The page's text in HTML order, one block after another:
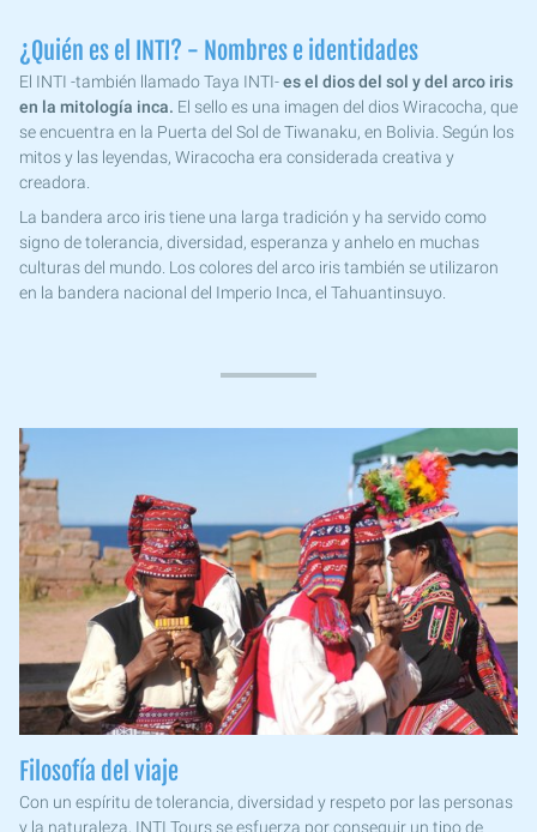
¿Quién es el INTI? - Nombres e identidades
El INTI -también llamado Taya INTI-es el dios del sol y del arco iris
en la mitología inca. El sello es una imagen del dios Wiracocha, que
se encuentra en la Puerta del Sol de Tiwanaku, en Bolivia. Según los
mitos y las leyendas, Wiracocha era considerada creativa y
creadora.
La bandera arco iris tiene una larga tradición y ha servido como
signo de tolerancia, diversidad, esperanza y anhelo en muchas
culturas del mundo. Los colores del arco iris también se utilizaron
en la bandera nacional del Imperio Inca, el Tahuantinsuyo.
Filosofía del viaje
Con un espíritu de tolerancia, diversidad y respeto por las personas
y la naturaleza, INTI Tours se esfuerza por conseguir un tipo de